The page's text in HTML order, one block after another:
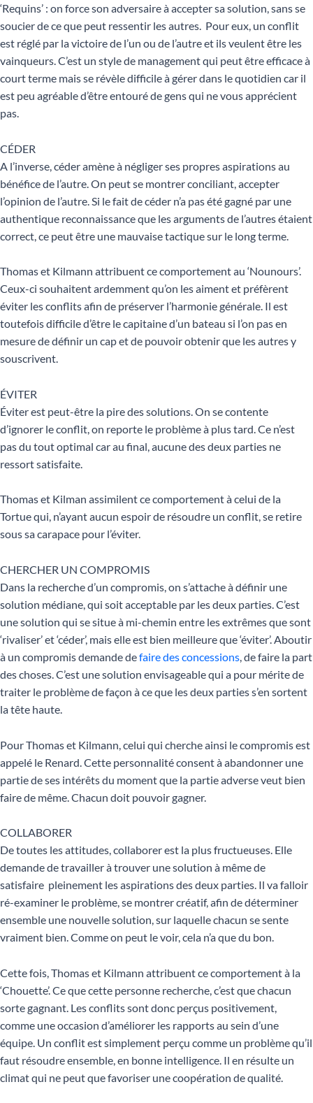
‘Requins’ : on force son adversaire à accepter sa solution, sans se
soucier de ce que peut ressentir les autres. Pour eux, un conflit
est réglé par la victoire de l’un ou de l’autre et ils veulent être les
vainqueurs. C’est un style de management qui peut être efficace à
court terme mais se révèle difficile à gérer dans le quotidien car il
est peu agréable d’être entouré de gens qui ne vous apprécient
pas.
CÉDER
A l’inverse, céder amène à négliger ses propres aspirations au
bénéfice de l’autre. On peut se montrer conciliant, accepter
l’opinion de l’autre. Si le fait de céder n’a pas été gagné par une
authentique reconnaissance que les arguments de l’autres étaient
correct, ce peut être une mauvaise tactique sur le long terme.
Thomas et Kilmann attribuent ce comportement au ‘Nounours’.
Ceux-ci souhaitent ardemment qu’on les aiment et préfèrent
éviter les conflits afin de préserver l’harmonie générale. Il est
toutefois difficile d’être le capitaine d’un bateau si l’on pas en
mesure de définir un cap et de pouvoir obtenir que les autres y
souscrivent.
ÉVITER
Éviter est peut-être la pire des solutions. On se contente
d’ignorer le conflit, on reporte le problème à plus tard. Ce n’est
pas du tout optimal car au final, aucune des deux parties ne
ressort satisfaite.
Thomas et Kilman assimilent ce comportement à celui de la
Tortue qui, n’ayant aucun espoir de résoudre un conflit, se retire
sous sa carapace pour l’éviter.
CHERCHER UN COMPROMIS
Dans la recherche d’un compromis, on s’attache à définir une
solution médiane, qui soit acceptable par les deux parties. C’est
une solution qui se situe à mi-chemin entre les extrêmes que sont
‘rivaliser’ et ‘céder’, mais elle est bien meilleure que ‘éviter’. Aboutir
à un compromis demande defaire des concessions, de faire la part
des choses. C’est une solution envisageable qui a pour mérite de
traiter le problème de façon à ce que les deux parties s’en sortent
la tête haute.
Pour Thomas et Kilmann, celui qui cherche ainsi le compromis est
appelé le Renard. Cette personnalité consent à abandonner une
partie de ses intérêts du moment que la partie adverse veut bien
faire de même. Chacun doit pouvoir gagner.
COLLABORER
De toutes les attitudes, collaborer est la plus fructueuses. Elle
demande de travailler à trouver une solution à même de
satisfaire pleinement les aspirations des deux parties. Il va falloir
ré-examiner le problème, se montrer créatif, afin de déterminer
ensemble une nouvelle solution, sur laquelle chacun se sente
vraiment bien. Comme on peut le voir, cela n’a que du bon.
Cette fois, Thomas et Kilmann attribuent ce comportement à la
‘Chouette’. Ce que cette personne recherche, c’est que chacun
sorte gagnant. Les conflits sont donc perçus positivement,
comme une occasion d’améliorer les rapports au sein d’une
équipe. Un conflit est simplement perçu comme un problème qu’il
faut résoudre ensemble, en bonne intelligence. Il en résulte un
climat qui ne peut que favoriser une coopération de qualité.